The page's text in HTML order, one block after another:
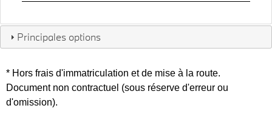
Principales options
* Hors frais d'immatriculation et de mise à la route.
Document non contractuel (sous réserve d'erreur ou
d'omission).